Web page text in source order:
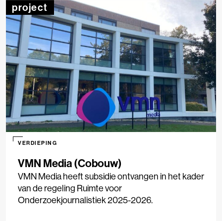
project
VMN Media (Cobouw)
VERDIEPING
VMN Media heeft subsidie ontvangen in het kader
van de regeling Ruimte voor
Onderzoekjournalistiek 2025-2026.